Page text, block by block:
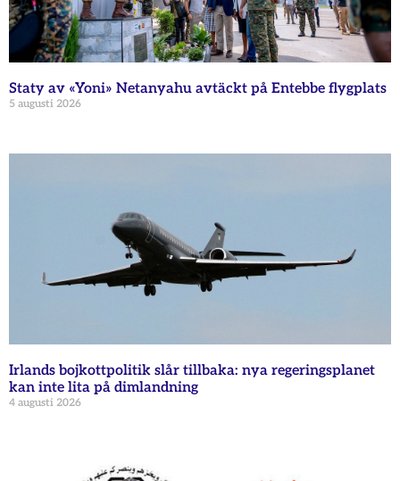
Staty av «Yoni» Netanyahu avtäckt på Entebbe flygplats
5 augusti 2026
Irlands bojkottpolitik slår tillbaka: nya regeringsplanet
kan inte lita på dimlandning
4 augusti 2026